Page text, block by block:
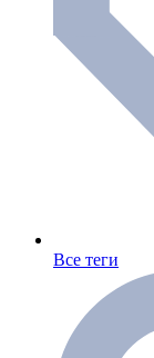
Все теги